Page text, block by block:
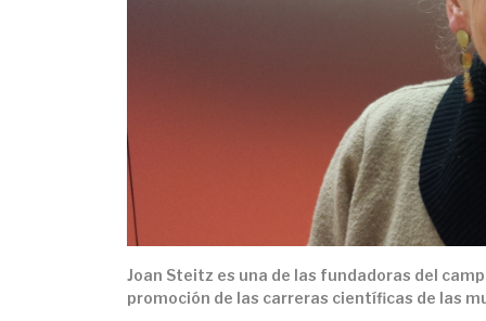
Joan Steitz es una de las fundadoras del
promoción de las carreras científicas de las